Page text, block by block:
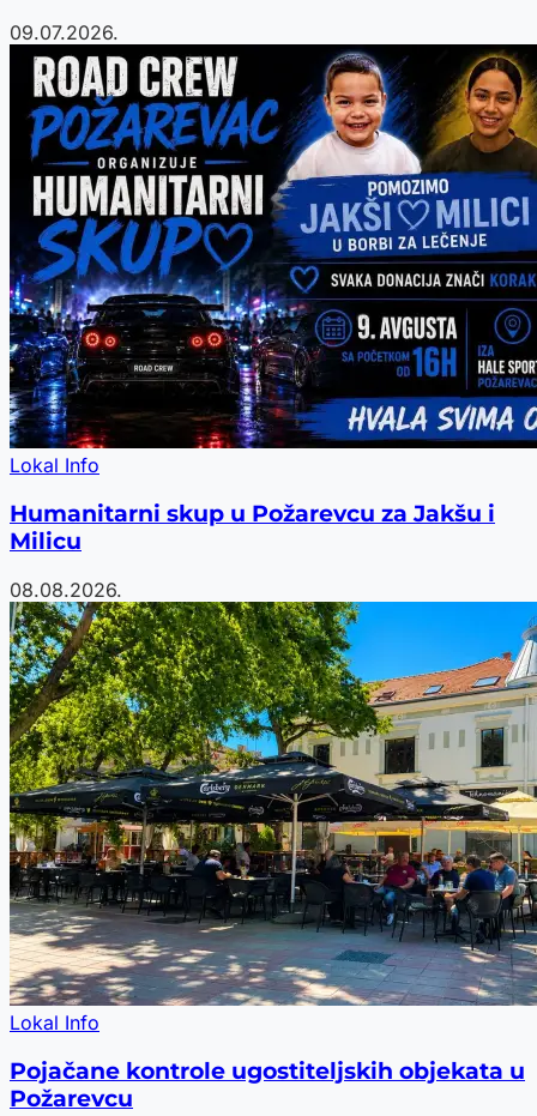
09.07.2026.
Lokal Info
Humanitarni skup u Požarevcu za Jakšu i
Milicu
08.08.2026.
Lokal Info
Pojačane kontrole ugostiteljskih objekata u
Požarevcu